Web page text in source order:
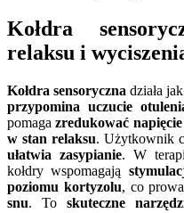
Kołdra
relaksu i
Kołdra sensoryczna działa jak
przypomina uczucie
pomagazredukować
w stan relaksu. Użytkownik
ułatwia zasypianie. W
kołdry wspomagają
poziomu kortyzolu, co
snu. To skuteczne